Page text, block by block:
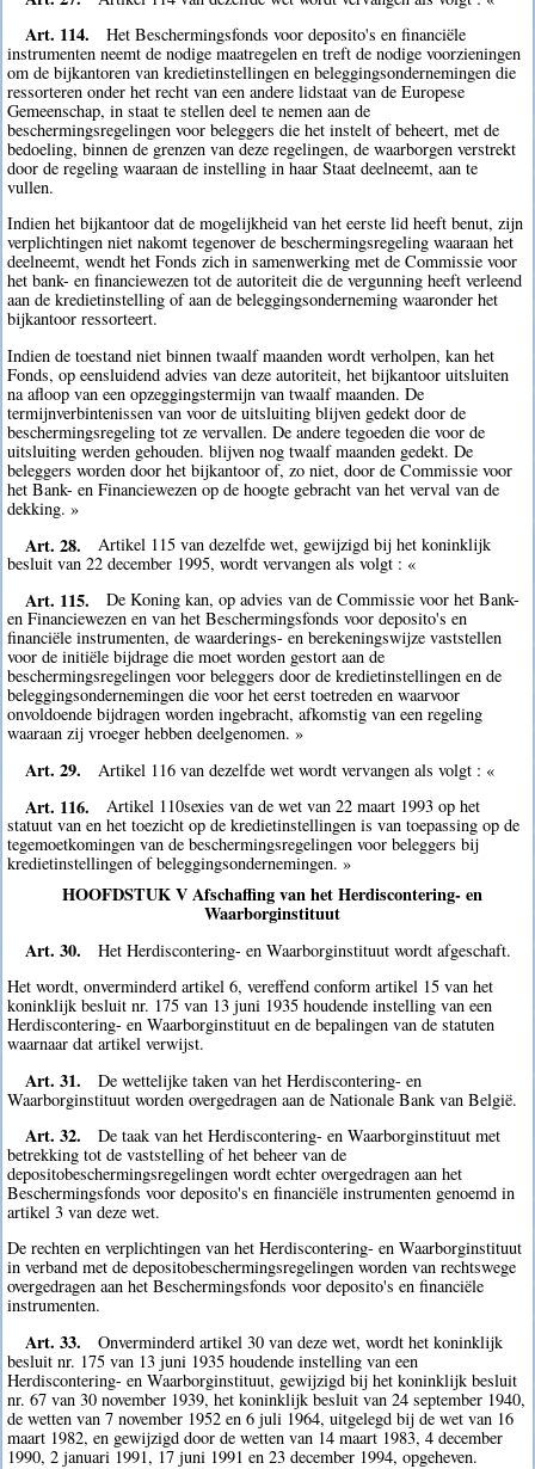
Art. 114.
Het Beschermingsfonds voor deposito's en financiële
instrumenten neemt de nodige maatregelen en treft de nodige voorzieningen
om de bijkantoren van kredietinstellingen en beleggingsondernemingen die
ressorteren onder het recht van een andere lidstaat van de Europese
Gemeenschap, in staat te stellen deel te nemen aan de
beschermingsregelingen voor beleggers die het instelt of beheert, met de
bedoeling, binnen de grenzen van deze regelingen, de waarborgen verstrekt
door de regeling waaraan de instelling in haar Staat deelneemt, aan te
vullen.
Indien het bijkantoor dat de mogelijkheid van het eerste lid heeft benut, zijn
verplichtingen niet nakomt tegenover de beschermingsregeling waaraan het
deelneemt, wendt het Fonds zich in samenwerking met de Commissie voor
het bank- en financiewezen tot de autoriteit die de vergunning heeft verleend
aan de kredietinstelling of aan de beleggingsonderneming waaronder het
bijkantoor ressorteert.
Indien de toestand niet binnen twaalf maanden wordt verholpen, kan het
Fonds, op eensluidend advies van deze autoriteit, het bijkantoor uitsluiten
na afloop van een opzeggingstermijn van twaalf maanden. De
termijnverbintenissen van voor de uitsluiting blijven gedekt door de
beschermingsregeling tot ze vervallen. De andere tegoeden die voor de
uitsluiting werden gehouden. blijven nog twaalf maanden gedekt. De
beleggers worden door het bijkantoor of, zo niet, door de Commissie voor
het Bank- en Financiewezen op de hoogte gebracht van het verval van de
dekking. »
Art. 28.
Artikel 115 van dezelfde wet, gewijzigd bij het koninklijk
besluit van 22 december 1995, wordt vervangen als volgt : «
Art. 115.
De Koning kan, op advies van de Commissie voor het Bank-
en Financiewezen en van het Beschermingsfonds voor deposito's en
financiële instrumenten, de waarderings- en berekeningswijze vaststellen
voor de initiële bijdrage die moet worden gestort aan de
beschermingsregelingen voor beleggers door de kredietinstellingen en de
beleggingsondernemingen die voor het eerst toetreden en waarvoor
onvoldoende bijdragen worden ingebracht, afkomstig van een regeling
waaraan zij vroeger hebben deelgenomen. »
Art. 29. Artikel 116 van dezelfde wet wordt vervangen als volgt : «
Art. 116.
Artikel 110sexies van de wet van 22 maart 1993 op het
statuut van en het toezicht op de kredietinstellingen is van toepassing op de
tegemoetkomingen van de beschermingsregelingen voor beleggers bij
kredietinstellingen of beleggingsondernemingen. »
HOOFDSTUK V Afschaffing van het Herdiscontering- en
Waarborginstituut
Art. 30.
Het Herdiscontering- en Waarborginstituut wordt afgeschaft.
Het wordt, onverminderd artikel 6, vereffend conform artikel 15 van het
koninklijk besluit nr. 175 van 13 juni 1935 houdende instelling van een
Herdiscontering- en Waarborginstituut en de bepalingen van de statuten
waarnaar dat artikel verwijst.
Art. 31.
De wettelijke taken van het Herdiscontering- en
Waarborginstituut worden overgedragen aan de Nationale Bank van België.
Art. 32.
De taak van het Herdiscontering- en Waarborginstituut met
betrekking tot de vaststelling of het beheer van de
depositobeschermingsregelingen wordt echter overgedragen aan het
Beschermingsfonds voor deposito's en financiële instrumenten genoemd in
artikel 3 van deze wet.
De rechten en verplichtingen van het Herdiscontering- en Waarborginstituut
in verband met de depositobeschermingsregelingen worden van rechtswege
overgedragen aan het Beschermingsfonds voor deposito's en financiële
instrumenten.
Art. 33.
Onverminderd artikel 30 van deze wet, wordt het koninklijk
besluit nr. 175 van 13 juni 1935 houdende instelling van een
Herdiscontering- en Waarborginstituut, gewijzigd bij het koninklijk besluit
nr. 67 van 30 november 1939, het koninklijk besluit van 24 september 1940,
de wetten van 7 november 1952 en 6 juli 1964, uitgelegd bij de wet van 16
maart 1982, en gewijzigd door de wetten van 14 maart 1983, 4 december
1990, 2 januari 1991, 17 juni 1991 en 23 december 1994, opgeheven.